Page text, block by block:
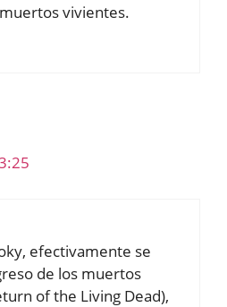
vivientes.
efectivamente se
de los muertos
of the Living Dead),